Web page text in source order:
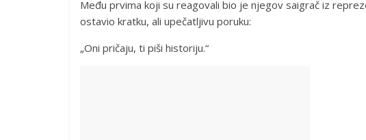
Među prvima koji su reagovali bio je njegov saigrač iz
ostavio kratku, ali upečatljivu poruku:
„Oni pričaju, ti piši historiju.“